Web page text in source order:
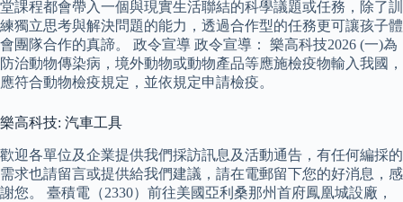
堂課程都會帶入一個與現實生活聯結的科學議題或任務，除了訓
練獨立思考與解決問題的能力，透過合作型的任務更可讓孩子體
會團隊合作的真諦。 政令宣導 政令宣導： 樂高科技2026 (一)為
防治動物傳染病，境外動物或動物產品等應施檢疫物輸入我國，
應符合動物檢疫規定，並依規定申請檢疫。
樂高科技: 汽車工具
歡迎各單位及企業提供我們採訪訊息及活動通告，有任何編採的
需求也請留言或提供給我們建議，請在電郵留下您的好消息，感
謝您。 臺積電（2330）前往美國亞利桑那州首府鳳凰城設廠，